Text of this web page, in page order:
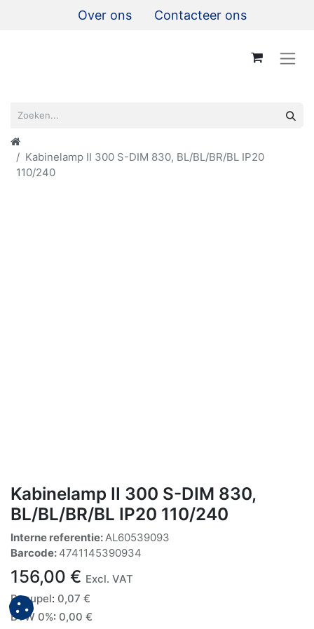
Over ons Contacteer ons
Kabinelamp II 300 S-DIM 830, BL/BL/BR/BL IP20
110/240
Kabinelamp II 300 S-DIM 830,
BL/BL/BR/BL IP20 110/240
Interne referentie: AL60539093
Barcode: 4741145390934
156,00 € Excl. VAT
Recupel: 0,07 €
BTW 0%: 0,00 €